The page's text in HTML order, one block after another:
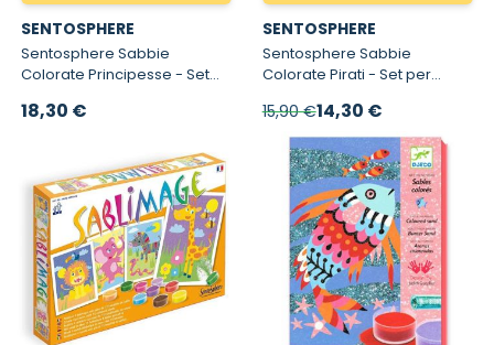
SENTOSPHERE
Sentosphere Sabbie
Colorate Principesse - Set
Sablimage Principesse
18,30 €
SENTOSPHERE
Sentosphere Sabbie
Colorate Pirati - Set per
Sablimage Pirati
15,90 €Prezzo speciale
14,30 €